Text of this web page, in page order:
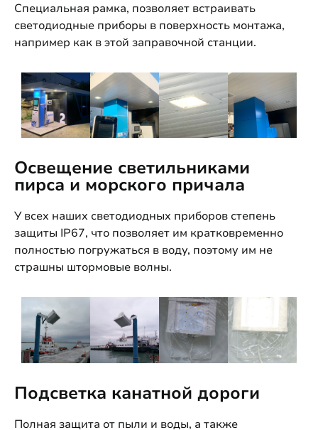
Специальная рамка, позволяет встраивать
светодиодные приборы в поверхность монтажа,
например как в этой заправочной станции.
Освещение светильниками
пирса и морского причала
У всех наших светодиодных приборов степень
защиты IP67, что позволяет им кратковременно
полностью погружаться в воду, поэтому им не
страшны штормовые волны.
Подсветка канатной дороги
Полная защита от пыли и воды, а также